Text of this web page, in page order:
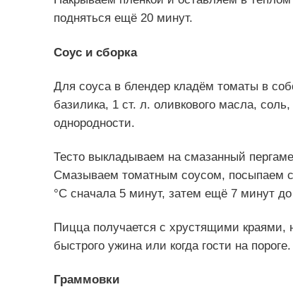
подняться ещё 20 минут.
Соус и сборка
Для соуса в блендер кладём томаты в
базилика, 1 ст. л. оливкового масла,
однородности.
Тесто выкладываем на смазанный
Смазываем томатным соусом, посыпаем
°C сначала 5 минут, затем ещё 7 минут до
Пицца получается с хрустящими краями,
быстрого ужина или когда гости на пороге.
Граммовки